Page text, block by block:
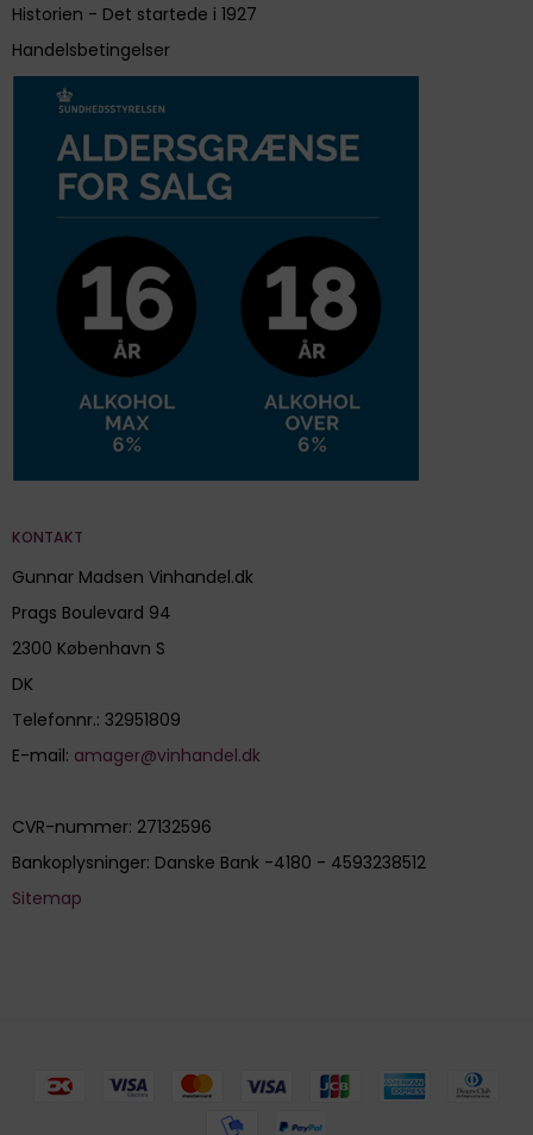
Historien - Det startede i 1927
Handelsbetingelser
KONTAKT
Gunnar Madsen Vinhandel.dk
Prags Boulevard 94
2300 København S
DK
Telefonnr.: 32951809
E-mail: amager@vinhandel.dk
CVR-nummer: 27132596
Bankoplysninger: Danske Bank -4180 - 4593238512
Sitemap